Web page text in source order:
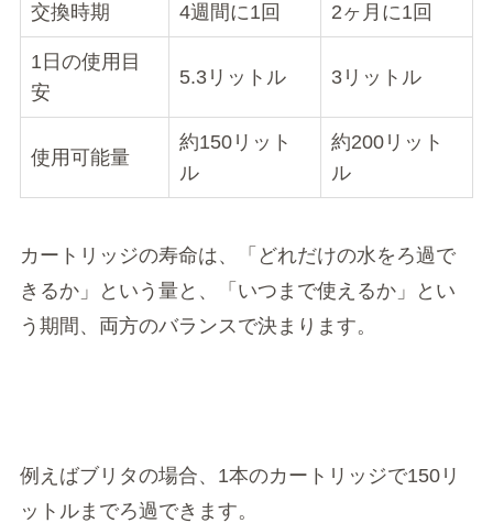
交換時期 4週間に1回 2ヶ月に1回
1日の使用目
安
5.3リットル 3リットル
使用可能量
約150リット
ル
約200リット
ル
カートリッジの寿命は、「どれだけの水をろ過で
きるか」という量と、「いつまで使えるか」とい
う期間、両方のバランスで決まります。
例えばブリタの場合、1本のカートリッジで150リ
ットルまでろ過できます。